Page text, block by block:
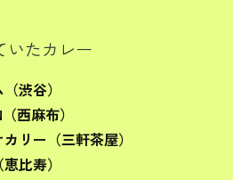
いたカレー
渋谷）
西麻布）
リー（三軒茶屋）
比寿）